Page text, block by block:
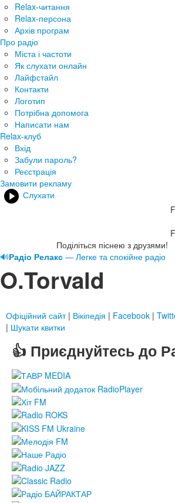
Relax-читання
Relax-персона
Архів програм
Про радіо
Міста і частоти
Як слухати онлайн
Лайфстайл
Контакти
Логотип
Потрібна допомога
Написати нам
Relax-клуб
Вхід
Забули пароль?
Реєстрація
Замовити рекламу
Слухати
Поділіться піснею з друзями!
🔊Радіо Релакс — Легке та спокійне радіо
O.Torvald
Офіційний сайт| Вікіпедія | Facebook |
| Шукати квитки
👍 Приєднуйтесь до